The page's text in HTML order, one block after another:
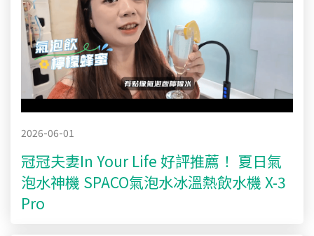
2026-06-01
冠冠夫妻In Your Life 好評推薦！ 夏日氣
泡水神機 SPACO氣泡水冰溫熱飲水機 X-3
Pro